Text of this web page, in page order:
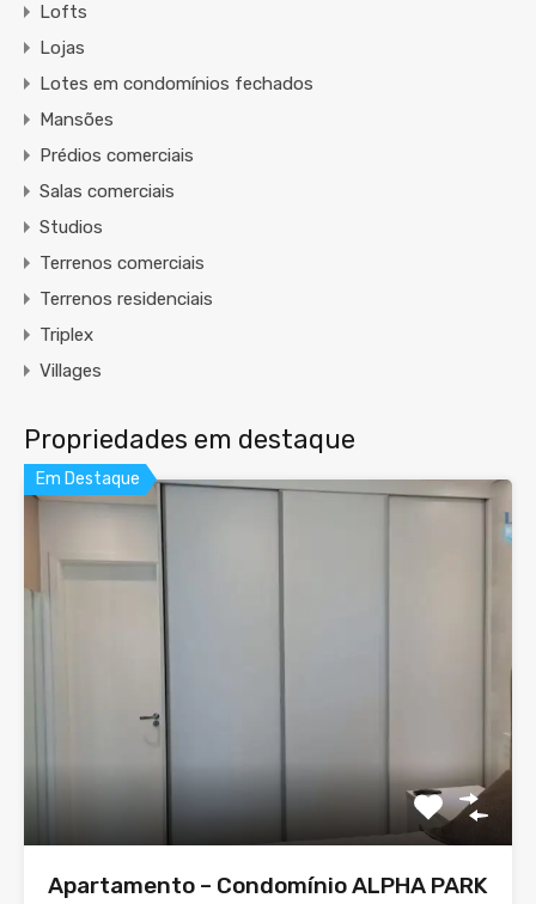
Lofts
Lojas
Lotes em condomínios fechados
Mansões
Prédios comerciais
Salas comerciais
Studios
Terrenos comerciais
Terrenos residenciais
Triplex
Villages
Propriedades em destaque
Em Destaque
Apartamento – Condomínio ALPHA PARK